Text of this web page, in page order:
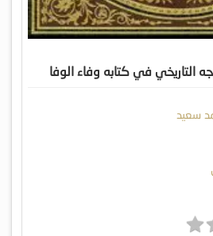
التاريخي في كتابه وفاء الوفا
سعيد